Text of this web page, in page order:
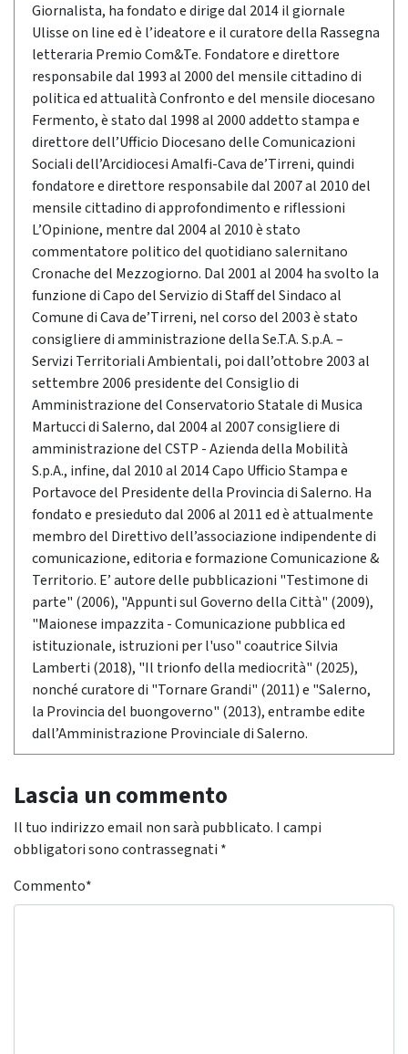
Giornalista, ha fondato e dirige dal 2014 il giornale
Ulisse on line ed è l’ideatore e il curatore della Rassegna
letteraria Premio Com&Te. Fondatore e direttore
responsabile dal 1993 al 2000 del mensile cittadino di
politica ed attualità Confronto e del mensile diocesano
Fermento, è stato dal 1998 al 2000 addetto stampa e
direttore dell’Ufficio Diocesano delle Comunicazioni
Sociali dell’Arcidiocesi Amalfi-Cava de’Tirreni, quindi
fondatore e direttore responsabile dal 2007 al 2010 del
mensile cittadino di approfondimento e riflessioni
L’Opinione, mentre dal 2004 al 2010 è stato
commentatore politico del quotidiano salernitano
Cronache del Mezzogiorno. Dal 2001 al 2004 ha svolto la
funzione di Capo del Servizio di Staff del Sindaco al
Comune di Cava de’Tirreni, nel corso del 2003 è stato
consigliere di amministrazione della Se.T.A. S.p.A. –
Servizi Territoriali Ambientali, poi dall’ottobre 2003 al
settembre 2006 presidente del Consiglio di
Amministrazione del Conservatorio Statale di Musica
Martucci di Salerno, dal 2004 al 2007 consigliere di
amministrazione del CSTP - Azienda della Mobilità
S.p.A., infine, dal 2010 al 2014 Capo Ufficio Stampa e
Portavoce del Presidente della Provincia di Salerno. Ha
fondato e presieduto dal 2006 al 2011 ed è attualmente
membro del Direttivo dell’associazione indipendente di
comunicazione, editoria e formazione Comunicazione &
Territorio. E’ autore delle pubblicazioni "Testimone di
parte" (2006), "Appunti sul Governo della Città" (2009),
"Maionese impazzita - Comunicazione pubblica ed
istituzionale, istruzioni per l'uso" coautrice Silvia
Lamberti (2018), "Il trionfo della mediocrità" (2025),
nonché curatore di "Tornare Grandi" (2011) e "Salerno,
la Provincia del buongoverno" (2013), entrambe edite
dall’Amministrazione Provinciale di Salerno.
Lascia un commento
Il tuo indirizzo email non sarà pubblicato. I campi
obbligatori sono contrassegnati *
Commento*